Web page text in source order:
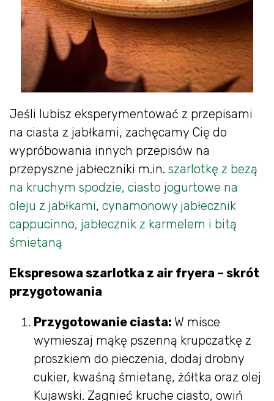
Jeśli lubisz eksperymentować z przepisami
na ciasta z jabłkami, zachęcamy Cię do
wypróbowania innych przepisów na
przepyszne jabłeczniki m.in. szarlotkę z bezą
na kruchym spodzie, ciasto jogurtowe na
oleju z jabłkami, cynamonowy jabłecznik
cappucinno, jabłecznik z karmelem i bitą
śmietaną
Ekspresowa szarlotka z air fryera – skrót
przygotowania
Przygotowanie ciasta: W misce
wymieszaj mąkę pszenną krupczatkę z
proszkiem do pieczenia, dodaj drobny
cukier, kwaśną śmietanę, żółtka oraz olej
Kujawski. Zagnieć kruche ciasto, owiń